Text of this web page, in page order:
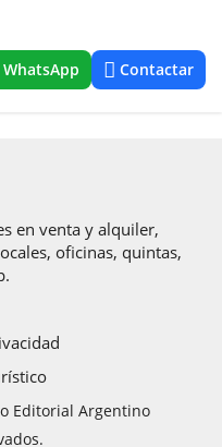
WhatsApp Contactar
en venta y alquiler,
oficinas, quintas,
Editorial Argentino